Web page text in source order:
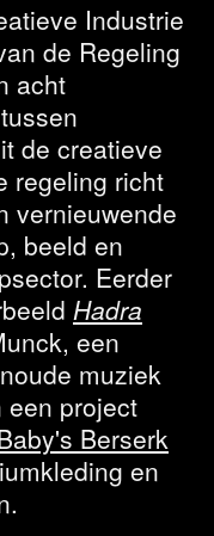
Industrie
de Regeling
acht
de creatieve
regeling richt
vernieuwende
beeld en
Eerder
Hadra
een
muziek
een project
Berserk
en